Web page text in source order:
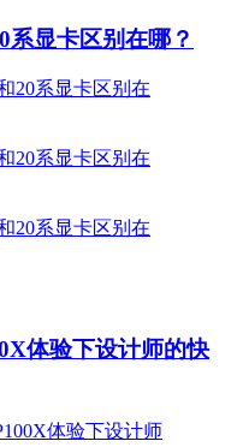
系显卡区别在哪？
体验下设计师的快